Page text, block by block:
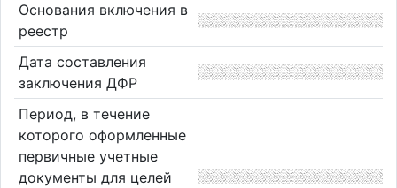
Основания включения в
реестр
Дата составления
заключения ДФР
Период, в течение
которого оформленные
первичные учетные
документы для целей